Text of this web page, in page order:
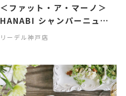
＜ファット・ア・マーノ＞
HANABI シャンパーニュグ
ラス/甲州 各色 再入荷し
リーデル神戸店